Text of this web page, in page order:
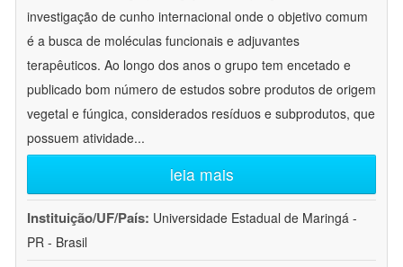
investigação de cunho internacional onde o objetivo comum
é a busca de moléculas funcionais e adjuvantes
terapêuticos. Ao longo dos anos o grupo tem encetado e
publicado bom número de estudos sobre produtos de origem
vegetal e fúngica, considerados resíduos e subprodutos, que
possuem atividade...
leia mais
Instituição/UF/País: Universidade Estadual de Maringá -
PR - Brasil